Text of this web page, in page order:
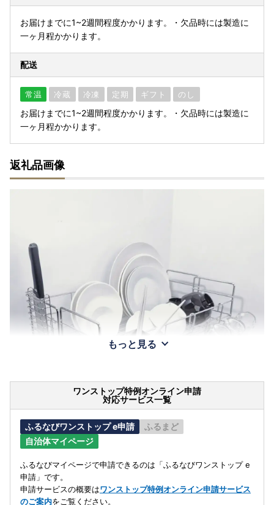
お届けまでに1~2週間程度かかります。・欠品時には製造に
一ヶ月程かかります。
配送
常温 冷蔵 冷凍 定期 ギフト のし
お届けまでに1~2週間程度かかります。・欠品時には製造に
一ヶ月程かかります。
返礼品画像
もっと見る
ワンストップ特例オンライン申請
対応サービス一覧
ふるなびワンストップ e申請
ふるまど
自治体マイページ
ふるなびマイページで申請できるのは「ふるなびワンストップ e
申請」です。
申請サービスの概要はワンストップ特例オンライン申請サービス
のご案内をご覧ください。